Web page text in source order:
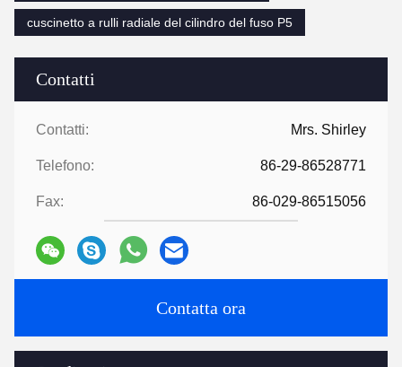
Contatti
Contatti: Mrs. Shirley
Telefono: 86-29-86528771
Fax: 86-029-86515056
Contatta ora
cuscinetto a rulli radiale del cilindro del fuso P5